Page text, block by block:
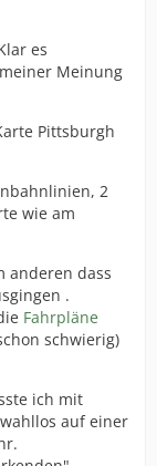
es
Meinung
Pittsburgh
2
wie am
anderen dass
.
Fahrpläne
schwierig)
ich mit
auf einer